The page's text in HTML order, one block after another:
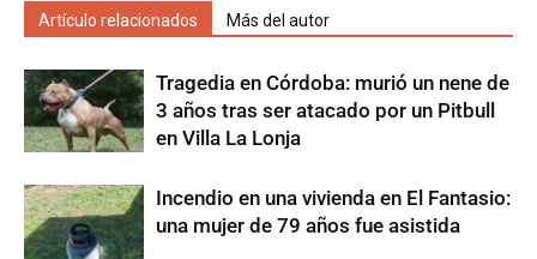
Artículo relacionados Más del autor
Tragedia en Córdoba: murió un nene de
3 años tras ser atacado por un Pitbull
en Villa La Lonja
Incendio en una vivienda en El Fantasio:
una mujer de 79 años fue asistida